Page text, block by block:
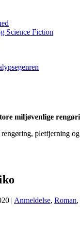
Science Fiction
miljøvenlige
pletfjerning
| Anmeldelse, Roman,